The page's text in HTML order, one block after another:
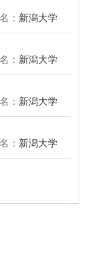
： 新潟大学
： 新潟大学
： 新潟大学
： 新潟大学